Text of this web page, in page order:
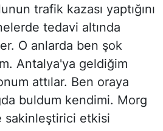
trafik kazası yaptığını
tedavi altında
O anlarda ben şok
Antalya'ya geldiğim
attılar. Ben oraya
buldum kendimi. Morg
sakinleştirici etkisi